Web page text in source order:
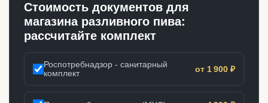
Стоимость документов для
магазина разливного пива:
рассчитайте комплект
Роспотребнадзор - санитарный
комплект
от 1 900 ₽